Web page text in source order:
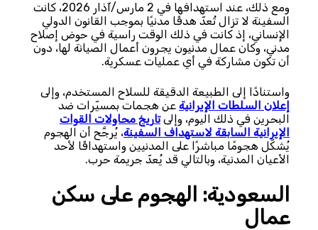
ومع ذلك، عند استهدافها في 2 مارس/آذار 2026، كانت
السفينة لا تزال تُعدّ هدفًا مدنيًا بموجب القانون الدولي
الإنساني، إذ كانت في ذلك الوقت راسية في حوض إصلاح
مدني، وكان عمال مدنيون يجرون أعمال الصيانة لها، دون
أن تكون مشاركة في أي عمليات عسكرية.
واستنادًا إلى الطبيعة الدقيقة للسلاح المستخدم، وإلى
إعلان السلطات الإيرانية عن هجمات بمسيّرات ضد
البحرين في ذلك اليوم، وإلىتاريخ محاولات القوات
الإيرانية السابقة لاستهداف السفينة، يُرجَّح أن الهجوم
يُشكّل هجومًا مباشرًا على المدنيين واستهدافًا لأحد
الأعيان المدنية، وبالتالي قد يُعدّ جريمة حرب.
السعودية: الهجوم على سكن
عمال